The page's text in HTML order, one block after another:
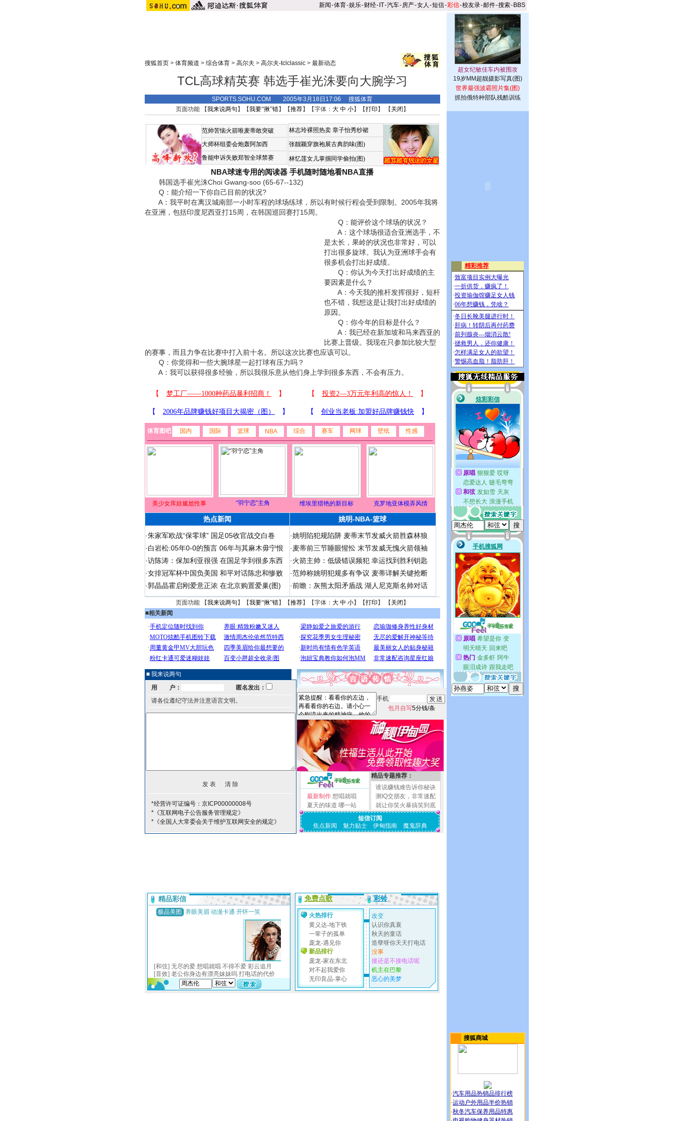
新闻-体育-娱乐-财经- IT-汽车-房产-女人 -短信-彩信-校友录-邮件-搜索- BBS
搜狐首页> 体育频道 > 综合体育> 高尔夫 > 高尔夫-tclclassic> 最新动态
TCL高球精英赛 韩选手崔光洙要向大腕学习
SPORTS.SOHU.COM 2005年3月18日17:06 搜狐体育
页面功能 【我来说两句 】【我要“揪”错】【推荐】【字体： 大 中 小】【打印 】 【 关闭 】
范帅苦恼火箭唯麦蒂敢突破
大师杯组委会炮轰阿加西
鲁能申诉失败郑智全球禁赛
林志玲裸照热卖 章子怡秀纱裙
张靓颖穿旗袍展古典韵味(图)
林忆莲女儿掌掴同学偷拍(图)
NBA球迷专用的阅读器 手机随时随地看NBA直播
韩国选手崔光洙Choi Gwang-soo (65-67--132)
Q：能介绍一下你自己目前的状况?
A：我平时在离汉城南部一小时车程的球场练球，所以有时候行程会受到限制。2005年我将
在亚洲，包括印度尼西亚打15周，在韩国巡回赛打15周。
Q：能评价这个球场的状况？
A：这个球场很适合亚洲选手，不
是太长，果岭的状况也非常好，可以
打出很多旋球。我认为亚洲球手会有
很多机会打出好成绩。
Q：你认为今天打出好成绩的主
要因素是什么？
A：今天我的推杆发挥很好，短杆
也不错，我想这是让我打出好成绩的
原因。
Q：你今年的目标是什么？
A：我已经在新加坡和马来西亚的
比赛上晋级。我现在只参加比较大型
的赛事，而且力争在比赛中打入前十名。所以这次比赛也应该可以。
Q：你觉得和一些大腕球星一起打球有压力吗？
A：我可以获得很多经验，所以我很乐意从他们身上学到很多东西，不会有压力。
体育图吧 国内 国际 篮球 NBA 综合 赛车 网球 壁纸 性感
美少女库娃尴尬性事 “羽宁恋”主角 维埃里猎艳的新目标 克罗地亚体模弄风情
热点新闻 姚明-NBA-篮球
·朱家军欧战“保零球” 国足05收官战交白卷
·白岩松:05年0-0的预言 06年与其麻木毋宁恨
·访陈涛：保加利亚很强 在国足学到很多东西
·女排冠军杯中国负美国 和平对话陈忠和惨败
·郭晶晶霍启刚爱意正浓 在北京购置爱巢(图)
·姚明陷犯规陷阱 麦蒂末节发威火箭胜森林狼
·麦蒂前三节睡眼惺忪 末节发威无愧火箭领袖
·火箭主帅：低级错误频犯 幸运找到胜利钥匙
·范帅称姚明犯规多有争议 麦蒂详解关键抢断
·前瞻：灰熊太阳矛盾战 湖人尼克斯名帅对话
页面功能 【我来说两句 】【我要“揪”错】【推荐】【字体： 大 中 小】【打印 】 【 关闭 】
■相关新闻
■ 我来说两句
用 户：
匿名发出：
请各位遵纪守法并注意语言文明。
*经营许可证编号：京ICP00000008号
*《互联网电子公告服务管理规定》
*《全国人大常委会关于维护互联网安全的规定》
手机
包月自写5分钱/条
最新制作 想唱就唱
夏天的味道 哪一站
精品专题推荐：
谁说赚钱难告诉你秘诀
测IQ交朋友，非常速配
就让你笑火暴搞笑到底
短信订阅
焦点新闻
魅力贴士 伊甸指南 魔鬼辞典
19岁MM超靓摄影写真(图)
世界最强波霸照片集(图)
抓拍俄特种部队残酷训练
搜狐商城
·汽车用品热销品排行榜
·运动户外用品半价热销
·秋冬汽车保养用品特惠